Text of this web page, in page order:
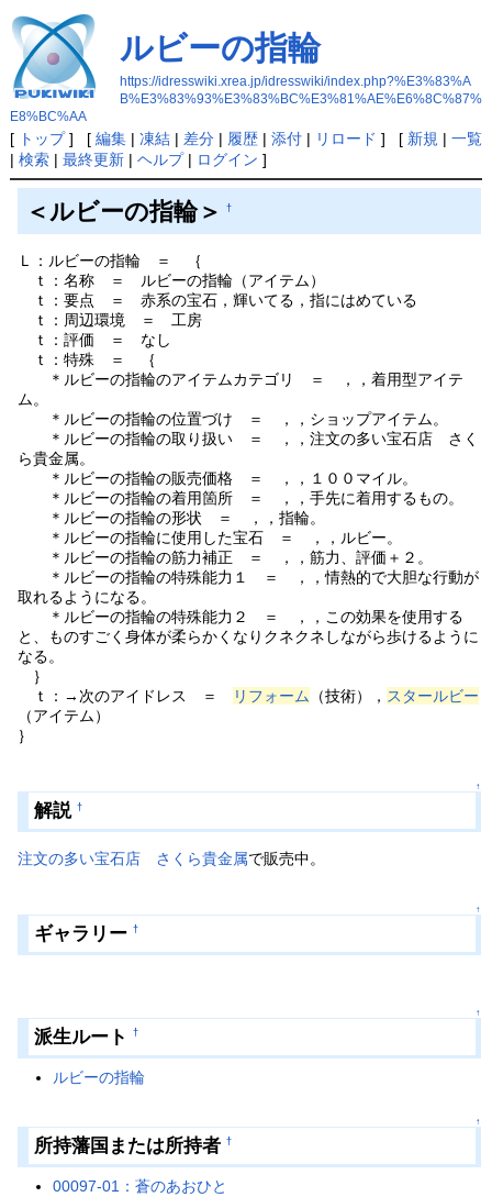
ルビーの指輪
https://idresswiki.xrea.jp/idresswiki/index.php?%E3%83%A
B%E3%83%93%E3%83%BC%E3%81%AE%E6%8C%87%
E8%BC%AA
[ トップ] [ 編集| 凍結| 差分| 履歴| 添付| リロード ] [ 新規 | 一覧
| 検索| 最終更新| ヘルプ| ログイン ]
＜ルビーの指輪＞ †
Ｌ：ルビーの指輪 ＝ ｛
ｔ：名称 ＝ ルビーの指輪（アイテム）
ｔ：要点 ＝ 赤系の宝石，輝いてる，指にはめている
ｔ：周辺環境 ＝ 工房
ｔ：評価 ＝ なし
ｔ：特殊 ＝ ｛
＊ルビーの指輪のアイテムカテゴリ ＝ ，，着用型アイテ
ム。
＊ルビーの指輪の位置づけ ＝ ，，ショップアイテム。
＊ルビーの指輪の取り扱い ＝ ，，注文の多い宝石店 さく
ら貴金属。
＊ルビーの指輪の販売価格 ＝ ，，１００マイル。
＊ルビーの指輪の着用箇所 ＝ ，，手先に着用するもの。
＊ルビーの指輪の形状 ＝ ，，指輪。
＊ルビーの指輪に使用した宝石 ＝ ，，ルビー。
＊ルビーの指輪の筋力補正 ＝ ，，筋力、評価＋２。
＊ルビーの指輪の特殊能力１ ＝ ，，情熱的で大胆な行動が
取れるようになる。
＊ルビーの指輪の特殊能力２ ＝ ，，この効果を使用する
と、ものすごく身体が柔らかくなりクネクネしながら歩けるように
なる。
｝
ｔ：→次のアイドレス ＝
リフォーム （技術）， スタールビー
（アイテム）
｝
↑
解説 †
注文の多い宝石店 さくら貴金属で販売中。
↑
ギャラリー †
↑
派生ルート †
ルビーの指輪
↑
所持藩国または所持者 †
00097-01：蒼のあおひと